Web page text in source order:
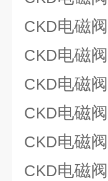
CKD电磁阀
CKD电磁阀
CKD电磁阀
CKD电磁阀
CKD电磁阀
CKD电磁阀